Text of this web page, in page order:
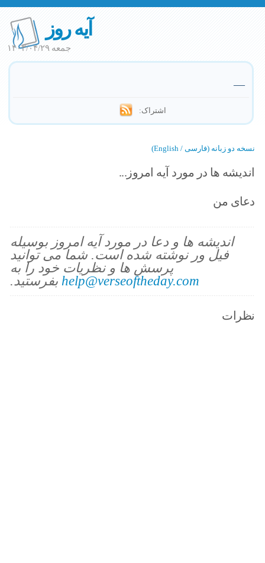
آیه روز
جمعه ۱۴۰۳/۰۴/۲۹
—
اشتراک:
نسخه دو زبانه (فارسی / English)
اندیشه ها در مورد آیه امروز...
دعای من
اندیشه ها و دعا در مورد آیه امروز بوسیله
فیل ور نوشته شده است. شما می توانید
پرسش ها و نظریات خود را به
help@verseoftheday.com بفرستید.
نظرات